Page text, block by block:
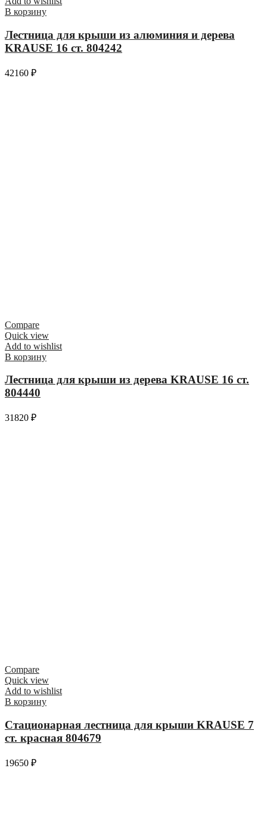
В корзину
Лестница для крыши из алюминия и дерева
KRAUSE 16 ст. 804242
42160 ₽
Compare
Quick view
Add to wishlist
В корзину
Лестница для крыши из дерева KRAUSE 16 ст.
804440
31820 ₽
Compare
Quick view
Add to wishlist
В корзину
Стационарная лестница для крыши KRAUSE 7
ст. красная 804679
19650 ₽